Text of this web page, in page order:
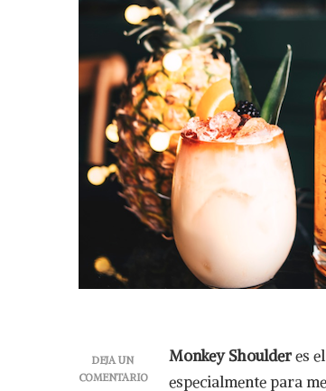
DEJA UN
COMENTARIO
Monkey Shoulderes
especialmente para